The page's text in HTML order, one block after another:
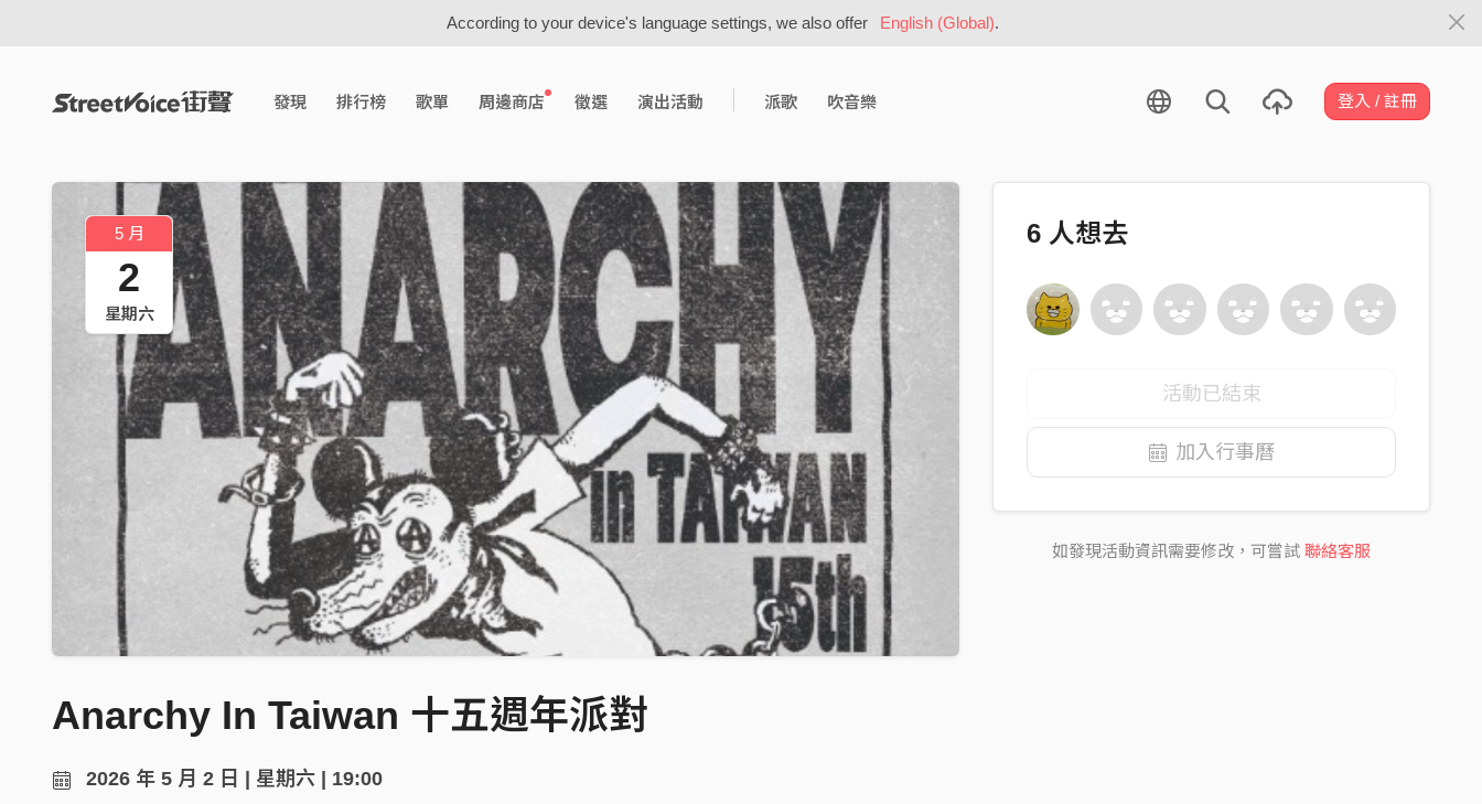
According to your device's language settings, we also offer English (Global).
發現 排行榜 歌單 周邊商店 徵選 演出活動 派歌 吹音樂 登入 / 註冊
5 月
2
星期六
Anarchy In Taiwan 十五週年派對
2026 年 5 月 2 日 | 星期六 | 19:00
6 人想去
活動已結束
加入行事曆
如發現活動資訊需要修改，可嘗試聯絡客服